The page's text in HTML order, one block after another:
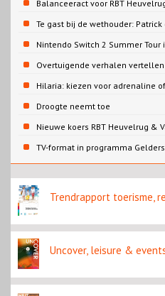
Balanceeract voor RBT
Te gast bij de wethouder: Patrick
Gemeente Emmen
Nintendo Switch 2 Summer Tour
Slagharen
Overtuigende verhalen
Hilaria: kiezen voor adrenaline
Droogte neemt toe
Nieuwe koers RBT Heuvelrug &
zichtbaar in eerste resultaten
TV-format in programma
Rondje Gelderland
Trendrapport toerisme,
Uncover, leisure &